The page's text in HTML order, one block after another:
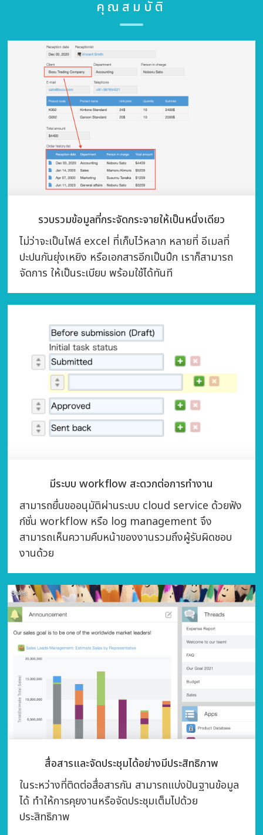
คุณสมบัติ
รวบรวมข้อมูลที่กระจัดกระจายให้เป็นหนึ่งเดียว
ไม่ว่าจะเป็นไฟล์ excel ที่เก็บไว้หลาก หลายที่ อีเมลที่
ปะปนกันยุ่งเหยิง หรือเอกสารอีกเป็นปึก เราก็สามารถ
จัดการ ให้เป็นระเบียบ พร้อมใช้ได้ทันที
มีระบบ workflow สะดวกต่อการทำงาน
สามารถยื่นขออนุมัติผ่านระบบ cloud service ด้วยฟัง
ก์ชั่น workflow หรือ log management จึง
สามารถเห็นความคืบหน้าของงานรวมถึงผู้รับผิดชอบ
งานด้วย
สื่อสารและจัดประชุมได้อย่างมีประสิทธิภาพ
ในระหว่างที่ติดต่อสื่อสารกัน สามารถแบ่งปันฐานข้อมูล
ได้ ทำให้การคุยงานหรือจัดประชุมเต็มไปด้วย
ประสิทธิภาพ